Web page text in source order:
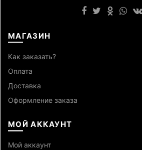
МАГАЗИН
Как заказать?
Оплата
Доставка
Оформление заказа
МОЙ АККАУНТ
Мой аккаунт